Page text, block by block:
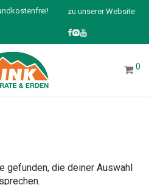
zu unserer Website
0
gefunden, die deiner Auswahl